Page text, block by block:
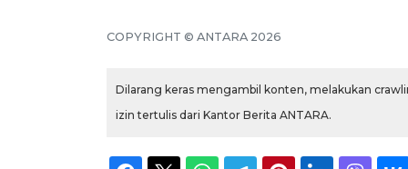
COPYRIGHT © ANTARA 2026
Dilarang keras mengambil konten, melakukan
izin tertulis dari Kantor Berita ANTARA.